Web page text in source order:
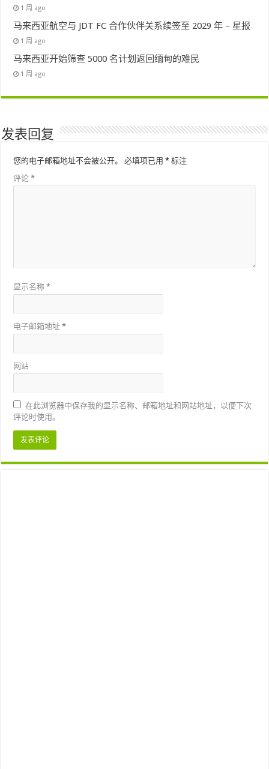
1 周 ago
马来西亚航空与 JDT FC 合作伙伴关系续签至 2029 年 – 星报
1 周 ago
马来西亚开始筛查 5000 名计划返回缅甸的难民
1 周 ago
发表回复
您的电子邮箱地址不会被公开。 必填项已用* 标注
评论*
显示名称*
电子邮箱地址*
网站
在此浏览器中保存我的显示名称、邮箱地址和网站地址，以便下次
评论时使用。